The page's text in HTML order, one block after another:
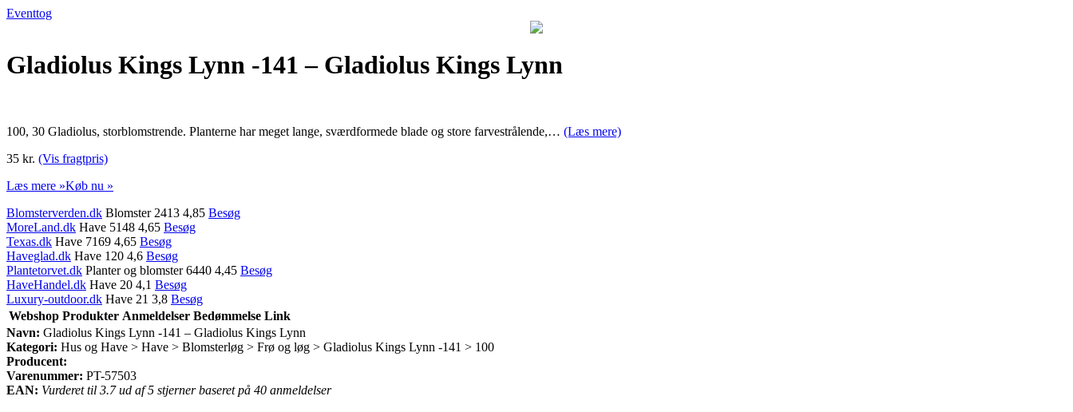
Eventtog
Gladiolus Kings Lynn -141 – Gladiolus Kings Lynn
100, 30 Gladiolus, storblomstrende. Planterne har meget lange, sværdformede blade og store farvestrålende,… (Læs mere)
35 kr. (Vis fragtpris)
Læs mere »Køb nu »
Blomsterverden.dk Blomster 2413 4,85 Besøg
MoreLand.dk Have 5148 4,65 Besøg
Texas.dk Have 7169 4,65 Besøg
Haveglad.dk Have 120 4,6 Besøg
Plantetorvet.dk Planter og blomster 6440 4,45 Besøg
HaveHandel.dk Have 20 4,1 Besøg
Luxury-outdoor.dk Have 21 3,8 Besøg
Webshop Produkter Anmeldelser Bedømmelse Link
Navn: Gladiolus Kings Lynn -141 – Gladiolus Kings Lynn
Kategori: Hus og Have > Have > Blomsterløg > Frø og løg > Gladiolus Kings Lynn -141 > 100
Producent:
Varenummer: PT-57503
EAN: Vurderet til 3.7 ud af 5 stjerner baseret på 40 anmeldelser